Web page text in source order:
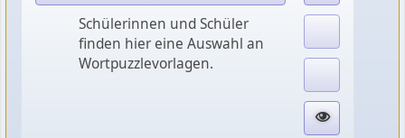
Schülerinnen und Schüler
finden hier eine Auswahl an
Wortpuzzlevorlagen.